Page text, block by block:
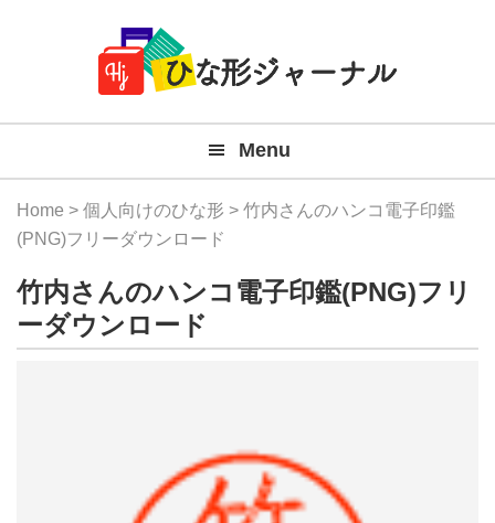
Navigation
料
テ
プ
ー
Menu
Home > 個人向けのひな形 > 竹内さんのハンコ電子印鑑
(PNG)フリーダウンロード
竹内さんのハンコ電子印鑑(PNG)フリ
ーダウンロード